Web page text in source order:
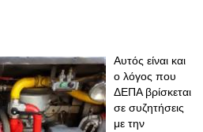
Αυτός είναι και
ο λόγος που
ΔΕΠΑ βρίσκεται
σε συζητήσεις
με την